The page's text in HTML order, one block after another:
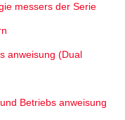
messers der Serie
anweisung (Dual
Betriebs anweisung